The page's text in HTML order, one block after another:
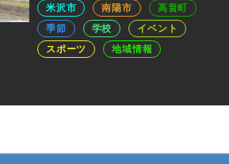
米沢市 南陽市
高畠町
季節
学校
イベント
スポーツ
地域情報